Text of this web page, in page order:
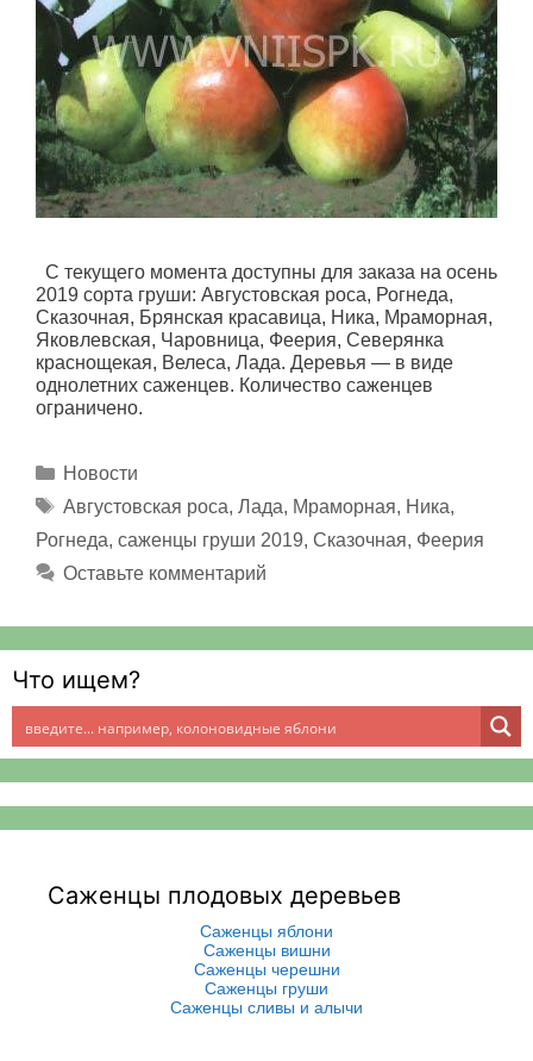
С текущего момента доступны для заказа на осень
2019 сорта груши: Августовская роса, Рогнеда,
Сказочная, Брянская красавица, Ника, Мраморная,
Яковлевская, Чаровница, Феерия, Северянка
краснощекая, Велеса, Лада. Деревья — в виде
однолетних саженцев. Количество саженцев
ограничено.
Рубрики
Новости
Метки
Августовская роса, Лада, Мраморная, Ника,
Рогнеда, саженцы груши 2019, Сказочная, Феерия
Оставьте комментарий
Что ищем?
Саженцы плодовых деревьев
Саженцы яблони
Саженцы вишни
Саженцы черешни
Саженцы груши
Саженцы сливы и алычи